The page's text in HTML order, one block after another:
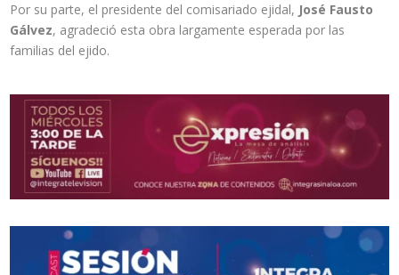
Por su parte, el presidente del comisariado ejidal, José Fausto
Gálvez, agradeció esta obra largamente esperada por las
familias del ejido.